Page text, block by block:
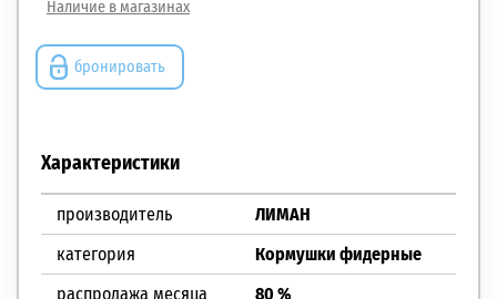
Наличие в магазинах
бронировать
Характеристики
производитель
ЛИМАН
категория
Кормушки фидерные
распродажа месяца
80 %